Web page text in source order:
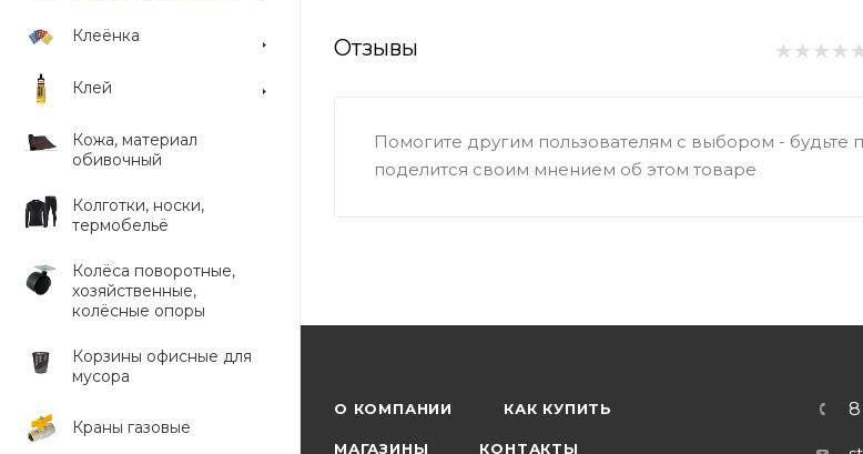
Клеёнка
Клей
Кожа, материал
обивочный
Колготки, носки,
термобельё
Колёса поворотные,
хозяйственные,
колёсные опоры
Корзины офисные для
мусора
Краны газовые
Отзывы
Помогите другим пользователям с выбором - будьте
поделится своим мнением об этом товаре
О КОМПАНИИ КАК КУПИТЬ
МАГАЗИНЫ КОНТАКТЫ
8